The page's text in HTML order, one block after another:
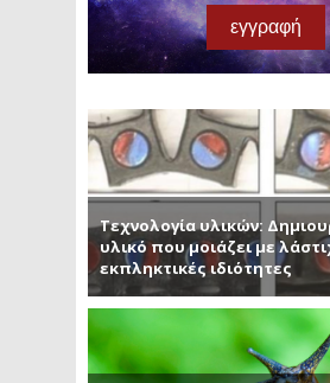
Τεχνολογία υλικών:
υλικό που μοιάζει με
εκπληκτικές ιδιότητες